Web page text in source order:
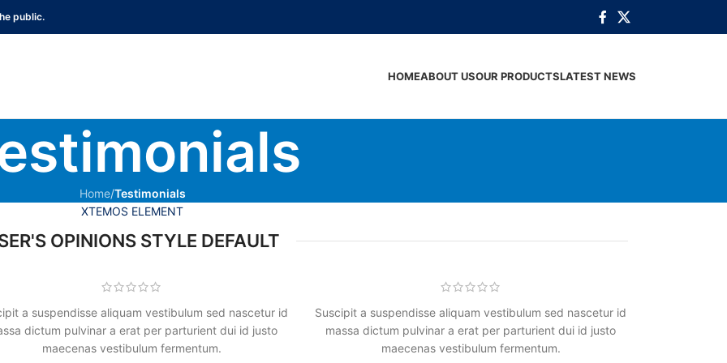
public.
HOMEABOUT USOUR PRODUCTSLATEST NEWS
Home/Testimonials
XTEMOS ELEMENT
OPINIONS STYLE DEFAULT
a suspendisse aliquam vestibulum sed nascetur id
dictum pulvinar a erat per parturient dui id justo
maecenas vestibulum fermentum.
Suscipit a suspendisse aliquam vestibulum sed nascetur id
massa dictum pulvinar a erat per parturient dui id justo
maecenas vestibulum fermentum.